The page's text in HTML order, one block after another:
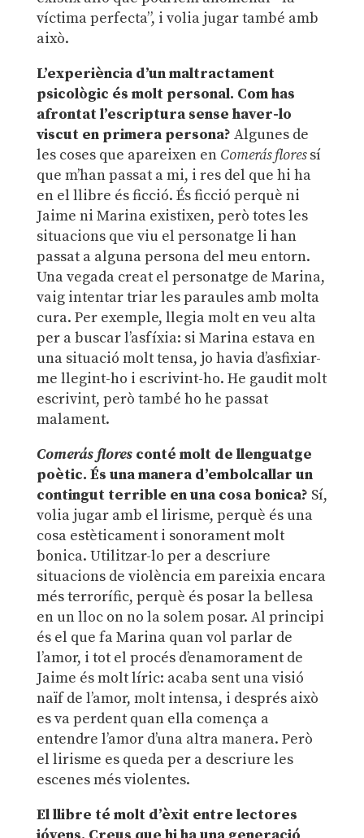
víctima perfecta”, i volia jugar també amb
això.
L’experiència d’un maltractament
psicològic és molt personal. Com has
afrontat l’escriptura sense haver-lo
viscut en primera persona? Algunes de
les coses que apareixen en Comerás floressí
que m’han passat a mi, i res del que hi ha
en el llibre és ficció. És ficció perquè ni
Jaime ni Marina existixen, però totes les
situacions que viu el personatge li han
passat a alguna persona del meu entorn.
Una vegada creat el personatge de Marina,
vaig intentar triar les paraules amb molta
cura. Per exemple, llegia molt en veu alta
per a buscar l’asfíxia: si Marina estava en
una situació molt tensa, jo havia d’asfixiar-
me llegint-ho i escrivint-ho. He gaudit molt
escrivint, però també ho he passat
malament.
Comerás floresconté molt de llenguatge
poètic. És una manera d’embolcallar un
contingut terrible en una cosa bonica? Sí,
volia jugar amb el lirisme, perquè és una
cosa estèticament i sonorament molt
bonica. Utilitzar-lo per a descriure
situacions de violència em pareixia encara
més terrorífic, perquè és posar la bellesa
en un lloc on no la solem posar. Al principi
és el que fa Marina quan vol parlar de
l’amor, i tot el procés d’enamorament de
Jaime és molt líric: acaba sent una visió
naïf de l’amor, molt intensa, i després això
es va perdent quan ella comença a
entendre l’amor d’una altra manera. Però
el lirisme es queda per a descriure les
escenes més violentes.
El llibre té molt d’èxit entre lectores